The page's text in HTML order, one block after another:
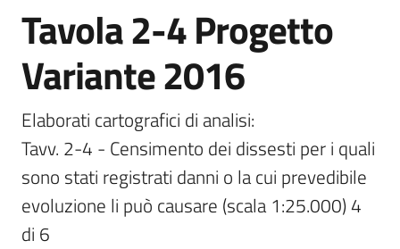
Documentazione
Comunicazione
Tavola 2-4 Progetto
Variante 2016
Elaborati cartografici di analisi:
Tavv. 2-4 - Censimento dei dissesti per i quali
sono stati registrati danni o la cui prevedibile
evoluzione li può causare (scala 1:25.000) 4
di 6